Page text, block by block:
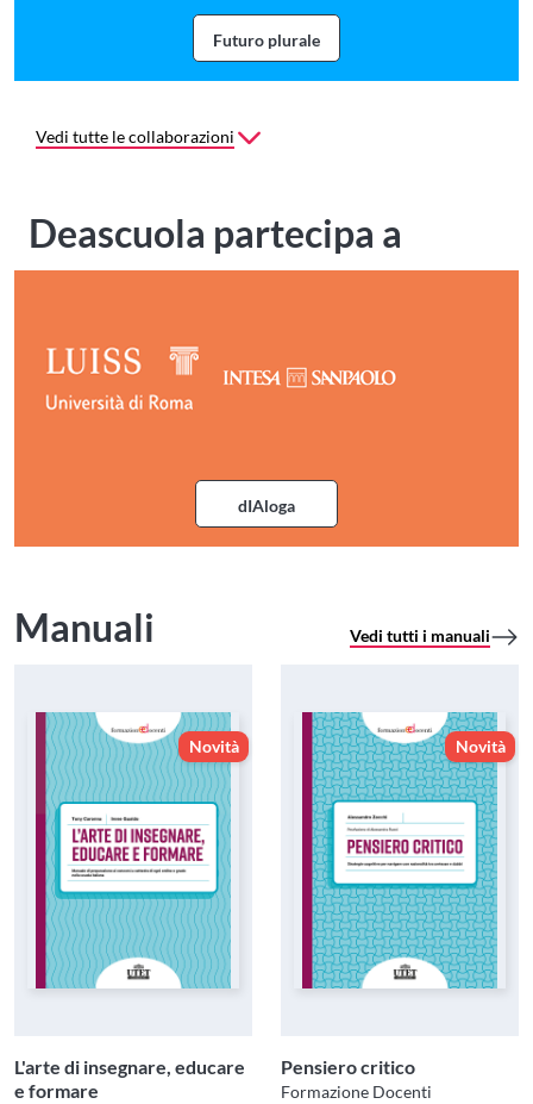
Futuro pluraleWebinar Futuro puirale con A2A
Vedi tutte le collaborazioni
Deascuola partecipa a
dIAlogaCiclo di incontr Dialoga con
Manuali Vedi tutti i manuali
Novità
L'arte di insegnare, educare
e formare
Novità
Pensiero critico
Formazione Docenti